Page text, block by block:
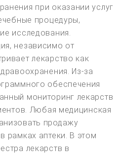
при оказании услуг
процедуры,
исследования.
независимо от
лекарство как
Из-за
обеспечения
мониторинг лекарств
Любая медицинская
продажу
рамках аптеки. В этом
лекарств в